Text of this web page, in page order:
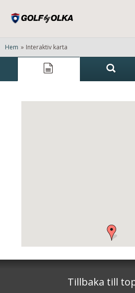
Hem » Interaktiv karta
Tillbaka till